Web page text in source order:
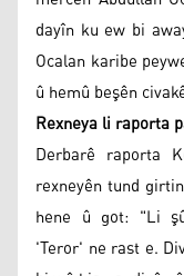
dayîn ku ew bi
Ocalan karibe
û hemû beşên
Rexneya li raporta
Derbarê raporta
rexneyên tund
hene û got: "Li
'Teror' ne rast e.